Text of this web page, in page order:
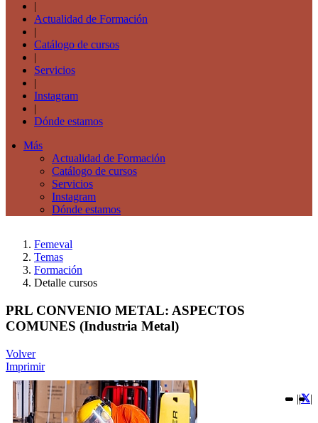
|
Actualidad de Formación
|
Catálogo de cursos
|
Servicios
|
Instagram
|
Dónde estamos
Más
Actualidad de Formación
Catálogo de cursos
Servicios
Instagram
Dónde estamos
Femeval
Temas
Formación
Detalle cursos
PRL CONVENIO METAL: ASPECTOS
COMUNES (Industria Metal)
Volver
Imprimir
|| |